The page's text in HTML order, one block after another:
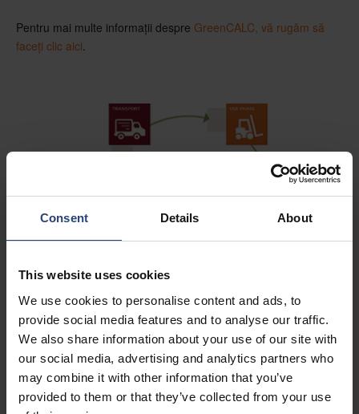
Consent Details About
This website uses cookies
We use cookies to personalise content and ads, to
provide social media features and to analyse our traffic.
We also share information about your use of our site with
our social media, advertising and analytics partners who
may combine it with other information that you’ve
provided to them or that they’ve collected from your use
Pentru mai multe informații despre GreenCALC, vă rugăm să
faceți clic aici.